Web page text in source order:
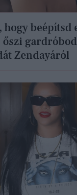
hogy beépítsd
őszi
Zendayáról